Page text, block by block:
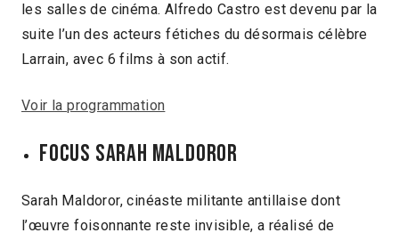
les salles de cinéma. Alfredo Castro est devenu par la
suite l’un des acteurs fétiches du désormais célèbre
Larrain, avec 6 films à son actif.
Voir la programmation
FOCUS SARAH MALDOROR
Sarah Maldoror, cinéaste militante antillaise dont
l’œuvre foisonnante reste invisible, a réalisé de